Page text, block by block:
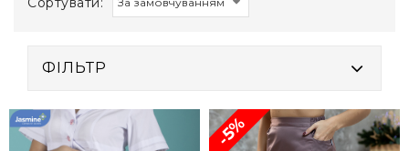
ФІЛЬТР
-5%